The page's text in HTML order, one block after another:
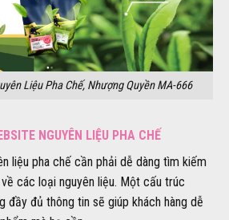
Liệu Pha Chế, Nhượng Quyền MA-666
NGUYÊN LIỆU PHA CHẾ
liệu pha chế cần phải dễ dàng tìm kiếm
các loại nguyên liệu. Một cấu trúc
đầy đủ thông tin sẽ giúp khách hàng dễ